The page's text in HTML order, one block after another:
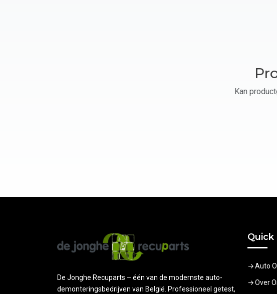
Kan
De Jonghe Recuparts – één van de modernste auto-
demonteringsbedrijven van België. Professioneel getest,
Quick
Auto
Over